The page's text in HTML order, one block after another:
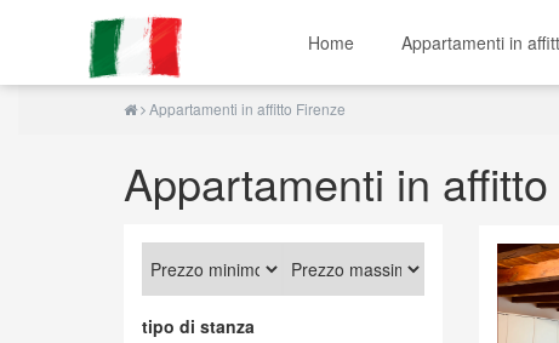
Home Appartamenti in
Appartamenti in affitto Firenze
Appartamenti in
tipo di stanza